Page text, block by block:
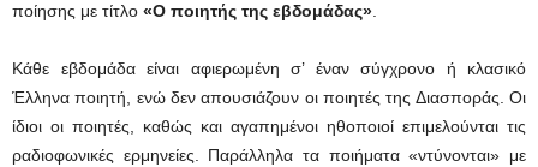
ποίησης με τίτλο «Ο ποιητής της εβδομάδας»
Κάθε εβδομάδα είναι αφιερωμένη σ’ έναν σύγχρονο ή κλασικό
Έλληνα ποιητή, ενώ δεν απουσιάζουν οι ποιητές της Διασποράς. Οι
ίδιοι οι ποιητές, καθώς και αγαπημένοι ηθοποιοί επιμελούνται τις
ραδιοφωνικές ερμηνείες. Παράλληλα τα ποιήματα «ντύνονται» με